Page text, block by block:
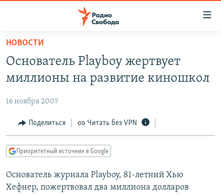
упрощенного
доступа
основному
Вернутся
главной
навигации
Вернутся
АВТОРСКИЕ ПРОЕКТЫ
ЦИТАТЫ СВОБОДЫ
МНЕНИЯ
IDEL.РЕАЛИИ
КАВКАЗ.РЕАЛИИ
НОВОСТИ
Основатель Playboy жертвует
миллионы на развитие киношкол
16 ноября 2007
Поделиться Читать без VPN
Приоритетный источник в Google
Основатель журнала Playboy, 81-летний Хью
Хефнер, пожертвовал два миллиона долларов